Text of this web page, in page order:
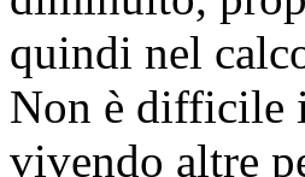
quindi nel
Non è difficile
vivendo altre